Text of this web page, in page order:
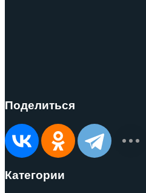
Поделиться
Категории